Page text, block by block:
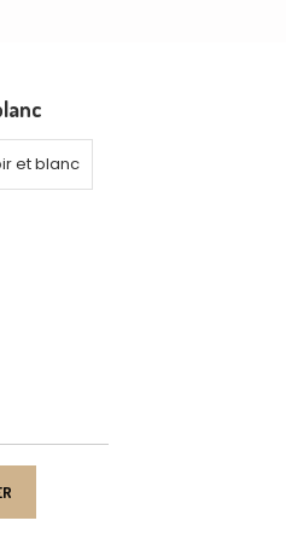
et blanc